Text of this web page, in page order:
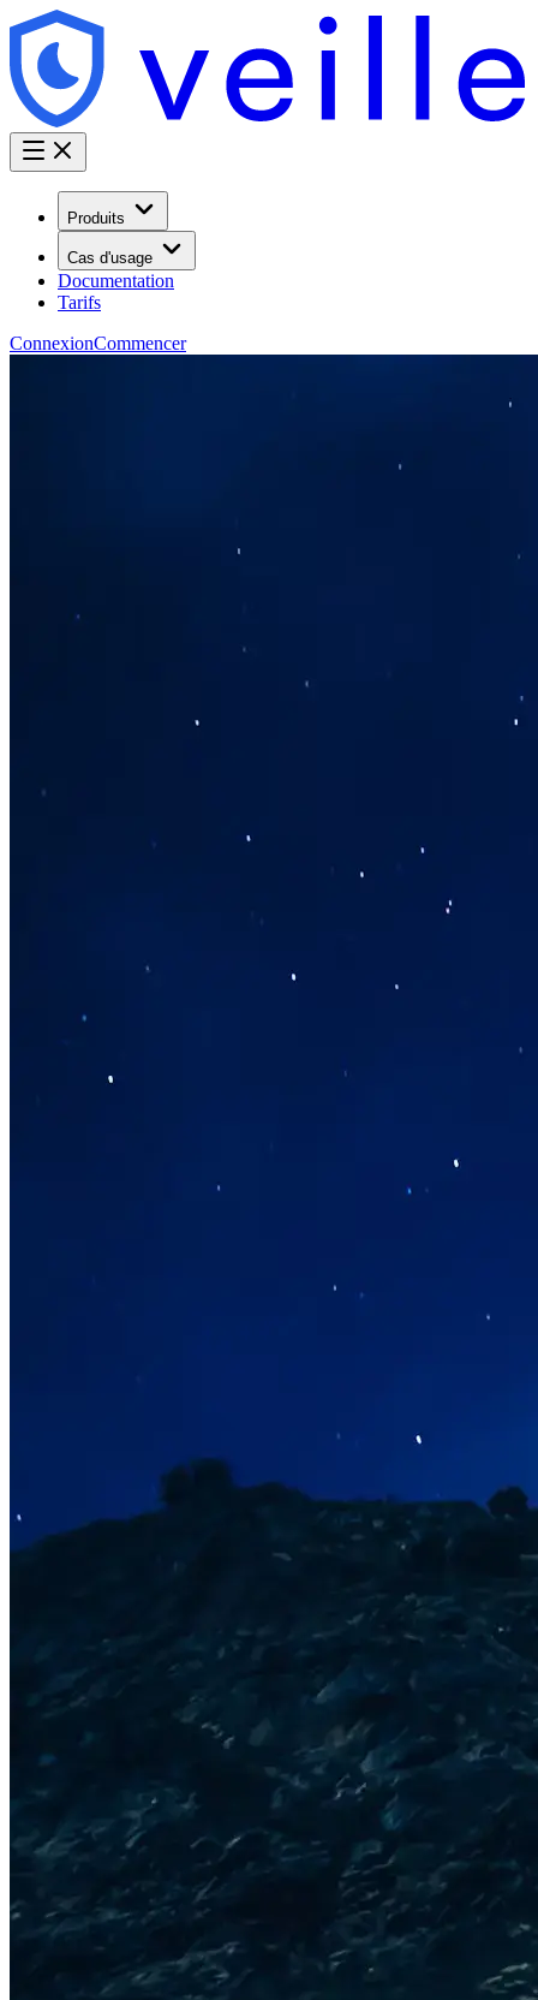
Produits
Cas d'usage
Documentation
Tarifs
ConnexionCommencer